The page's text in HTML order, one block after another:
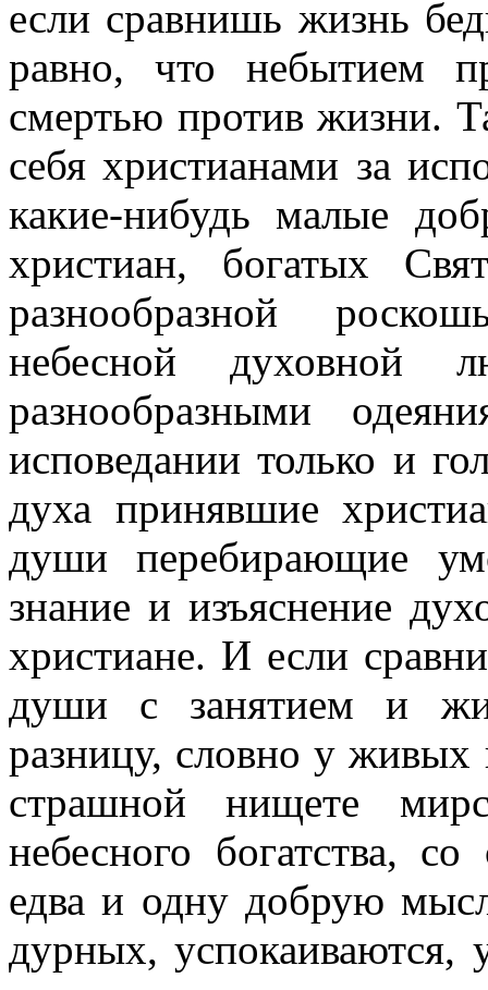
если сравнишь жизнь
равно, что небытием
смертью против жизни.
себя христианами за
какие-нибудь малые
христиан, богатых
разнообразной
небесной духовной
разнообразными
исповедании только и
духа принявшие
души перебирающие
знание и изъяснение
христиане. И если
души с занятием и
разницу, словно у живых
страшной нищете
небесного богатства,
едва и одну добрую
дурных, успокаиваются,